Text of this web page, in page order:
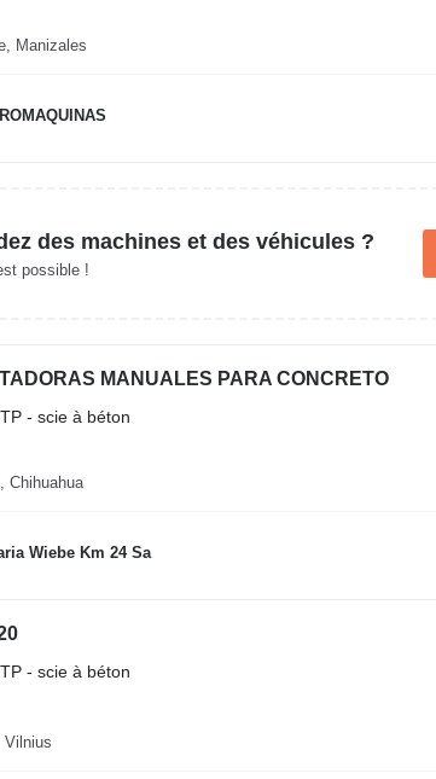
Manizales
des machines et des véhicules ?
possible !
MANUALES PARA CONCRETO
- scie à béton
Chihuahua
Wiebe Km 24 Sa
- scie à béton
Vilnius